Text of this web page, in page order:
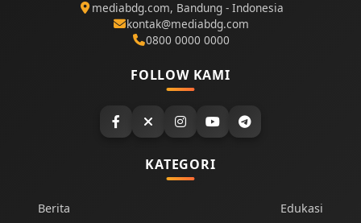
mediabdg.com, Bandung - Indonesia
kontak@mediabdg.com
0800 0000 0000
FOLLOW KAMI
KATEGORI
Berita
Edukasi